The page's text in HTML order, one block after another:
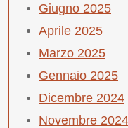
Giugno 2025
Aprile 2025
Marzo 2025
Gennaio 2025
Dicembre 2024
Novembre 2024